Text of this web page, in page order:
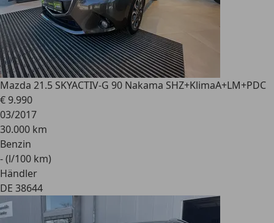
Mazda 21.5 SKYACTIV-G 90 Nakama SHZ+KlimaA+LM+PDC
€ 9.990
03/2017
30.000 km
Benzin
- (l/100 km)
Händler
DE 38644